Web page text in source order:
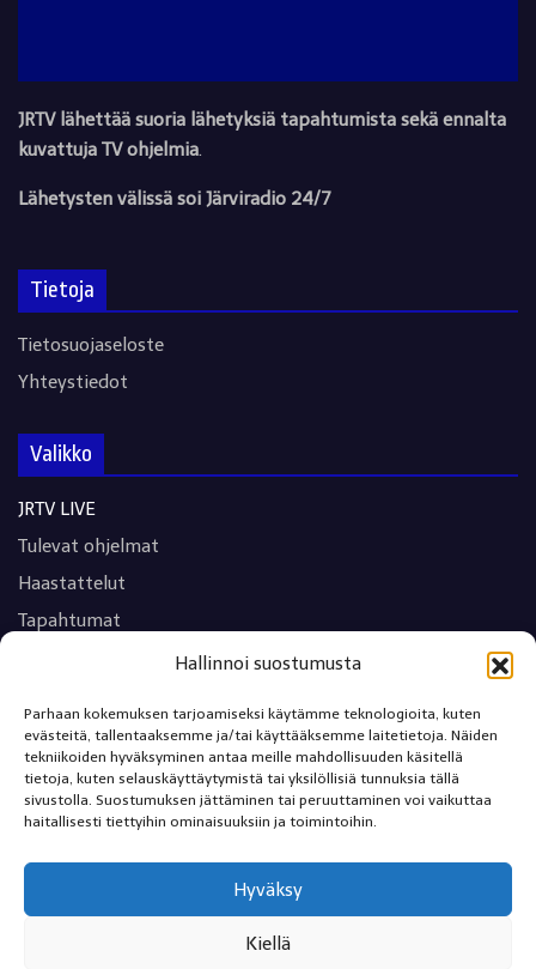
Hallinnoi suostumusta
Parhaan kokemuksen tarjoamiseksi käytämme teknologioita, kuten
evästeitä, tallentaaksemme ja/tai käyttääksemme laitetietoja. Näiden
tekniikoiden hyväksyminen antaa meille mahdollisuuden käsitellä
tietoja, kuten selauskäyttäytymistä tai yksilöllisiä tunnuksia tällä
sivustolla. Suostumuksen jättäminen tai peruuttaminen voi vaikuttaa
haitallisesti tiettyihin ominaisuuksiin ja toimintoihin.
Hyväksy
Kiellä
JRTV lähettää suoria lähetyksiä tapahtumista sekä ennalta
kuvattuja TV ohjelmia.
Lähetysten välissä soi Järviradio 24/7
Tietoja
Tietosuojaseloste
Yhteystiedot
Valikko
JRTV LIVE
Tulevat ohjelmat
Haastattelut
Tapahtumat
Terveys
Tekniikka
Matkailu
Yritysesittelyt